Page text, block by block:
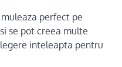
perfect pe
se pot creea multe
inteleapta pentru